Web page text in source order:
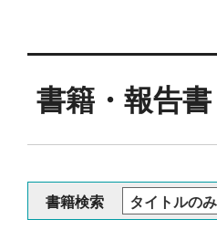
書籍・報告
書籍検索